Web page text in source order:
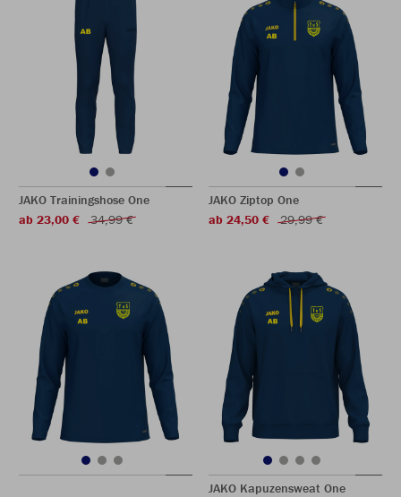
JAKO Trainingshose One
ab 23,00 €
34,99 €
JAKO Ziptop One
ab 24,50 €
29,99 €
JAKO Kapuzensweat One